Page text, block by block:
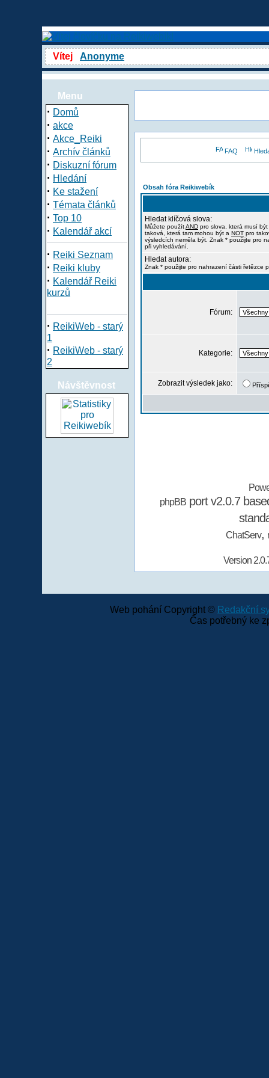
Vítej Anonyme
Menu
· Domů
· akce
· Akce_Reiki
· Archív článků
· Diskuzní fórum
· Hledání
· Ke stažení
· Témata článků
· Top 10
· Kalendář akcí
· Reiki Seznam
· Reiki kluby
· Kalendář Reiki
kurzů
· ReikiWeb - starý
1
· ReikiWeb - starý
2
Návštěvnost
FAQ
Obsah fóra Reikiwebík
Hledat klíčová slova:
Můžete použítAND pro slova, která musí
taková, která tam mohou být a NOT pro
výsledcích neměla být. Znak * použijte pro
při vyhledávání.
Hledat autora:
Znak * použijte pro nahrazení části řetězce
Fórum:
Kategorie:
Zobrazit výsledek jako:
phpBBport v2.0.7
ChatServ,
Version
Web pohání Copyright © Redakční
Čas potřebný ke